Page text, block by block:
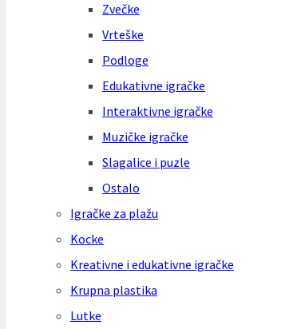
Zvečke
Vrteške
Podloge
Edukativne igračke
Interaktivne igračke
Muzičke igračke
Slagalice i puzle
Ostalo
Igračke za plažu
Kocke
Kreativne i edukativne igračke
Krupna plastika
Lutke